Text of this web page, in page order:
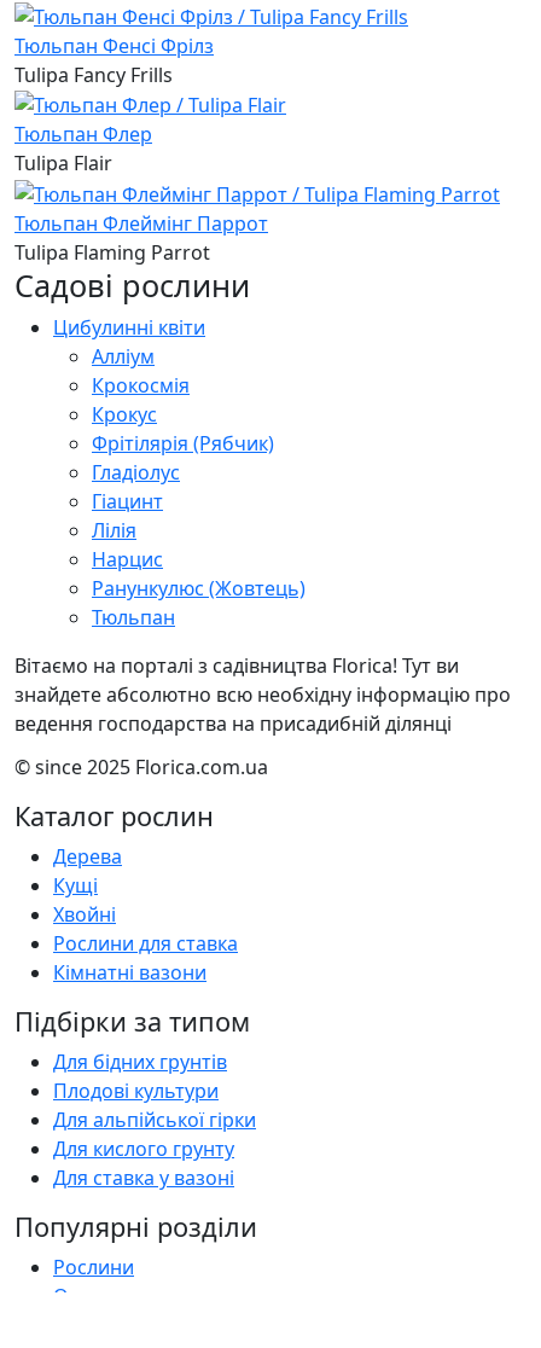
Тюльпан Фенсі Фрілз
Tulipa Fancy Frills
Тюльпан Флер
Tulipa Flair
Тюльпан Флеймінг Паррот
Tulipa Flaming Parrot
Садові рослини
Цибулинні квіти
Алліум
Крокосмія
Крокус
Фрітілярія (Рябчик)
Гладіолус
Гіацинт
Лілія
Нарцис
Ранункулюс (Жовтець)
Тюльпан
Вітаємо на порталі з садівництва Florica! Тут ви
знайдете абсолютно всю необхідну інформацію про
ведення господарства на присадибній ділянці
© since 2025 Florica.com.ua
Каталог рослин
Дерева
Кущі
Хвойні
Рослини для ставка
Кімнатні вазони
Підбірки за типом
Для бідних грунтів
Плодові культури
Для альпійської гірки
Для кислого грунту
Для ставка у вазоні
Популярні розділи
Рослини
Оголошення